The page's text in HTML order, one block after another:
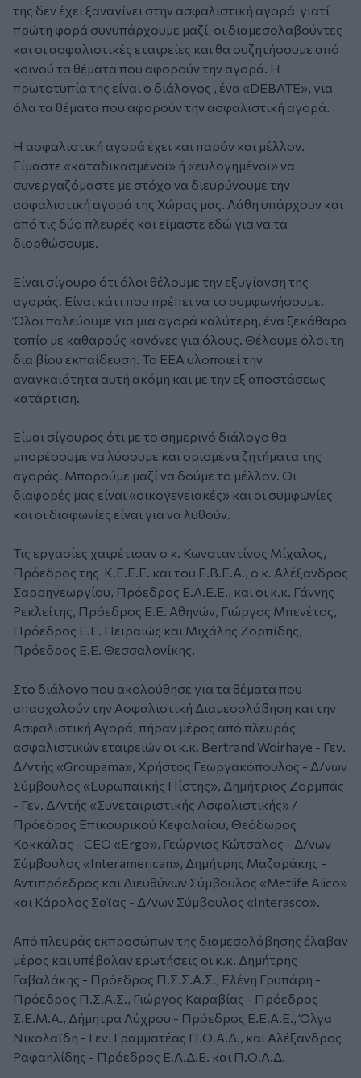
της δεν έχει ξαναγίνει στην ασφαλιστική αγορά γιατί
πρώτη φορά συνυπάρχουμε μαζί, οι διαμεσολαβούντες
και οι ασφαλιστικές εταιρείες και θα συζητήσουμε από
κοινού τα θέματα που αφορούν την αγορά. Η
πρωτοτυπία της είναι ο διάλογος , ένα «DEBATE», για
όλα τα θέματα που αφορούν την ασφαλιστική αγορά.
Η ασφαλιστική αγορά έχει και παρόν και μέλλον.
Είμαστε «καταδικασμένοι» ή «ευλογημένοι» να
συνεργαζόμαστε με στόχο να διευρύνουμε την
ασφαλιστική αγορά της Χώρας μας. Λάθη υπάρχουν και
από τις δύο πλευρές και είμαστε εδώ για να τα
διορθώσουμε.
Είναι σίγουρο ότι όλοι θέλουμε την εξυγίανση της
αγοράς. Είναι κάτι που πρέπει να το συμφωνήσουμε.
Όλοι παλεύουμε για μια αγορά καλύτερη, ένα ξεκάθαρο
τοπίο με καθαρούς κανόνες για όλους. Θέλουμε όλοι τη
δια βίου εκπαίδευση. Το ΕΕΑ υλοποιεί την
αναγκαιότητα αυτή ακόμη και με την εξ αποστάσεως
κατάρτιση.
Είμαι σίγουρος ότι με το σημερινό διάλογο θα
μπορέσουμε να λύσουμε και ορισμένα ζητήματα της
αγοράς. Μπορούμε μαζί να δούμε το μέλλον. Οι
διαφορές μας είναι «οικογενειακές» και οι συμφωνίες
και οι διαφωνίες είναι για να λυθούν.
Τις εργασίες χαιρέτισαν ο κ. Κωνσταντίνος Μίχαλος,
Πρόεδρος της Κ.Ε.Ε.Ε. και του Ε.Β.Ε.Α., ο κ. Αλέξανδρος
Σαρρηγεωργίου, Πρόεδρος Ε.Α.Ε.Ε., και οι κ.κ. Γάννης
Ρεκλείτης, Πρόεδρος Ε.Ε. Αθηνών, Γιώργος Μπενέτος,
Πρόεδρος Ε.Ε. Πειραιώς και Μιχάλης Ζορπίδης,
Πρόεδρος Ε.Ε. Θεσσαλονίκης.
Στο διάλογο που ακολούθησε για τα θέματα που
απασχολούν την Ασφαλιστική Διαμεσολάβηση και την
Ασφαλιστική Αγορά, πήραν μέρος από πλευράς
ασφαλιστικών εταιρειών οι κ.κ. Bertrand Woirhaye - Γεν.
Δ/ντής «Groupama», Χρήστος Γεωργακόπουλος - Δ/νων
Σύμβουλος «Ευρωπαϊκής Πίστης», Δημήτριος Ζορμπάς
- Γεν. Δ/ντής «Συνεταιριστικής Ασφαλιστικής» /
Πρόεδρος Επικουρικού Κεφαλαίου, Θεόδωρος
Κοκκάλας - CEO «Ergo», Γεώργιος Κώτσαλος - Δ/νων
Σύμβουλος «Interamerican», Δημήτρης Μαζαράκης -
Αντιπρόεδρος και Διευθύνων Σύμβουλος «Metlife Alico»
και Κάρολος Σαϊας - Δ/νων Σύμβουλος «Interasco».
Από πλευράς εκπροσώπων της διαμεσολάβησης έλαβαν
μέρος και υπέβαλαν ερωτήσεις οι κ.κ. Δημήτρης
Γαβαλάκης - Πρόεδρος Π.Σ.Σ.Α.Σ., Ελένη Γρυπάρη -
Πρόεδρος Π.Σ.Α.Σ., Γιώργος Καραβίας - Πρόεδρος
Σ.Ε.Μ.Α., Δήμητρα Λύχρου - Πρόεδρος Ε.Ε.Α.Ε., Όλγα
Νικολαϊδη - Γεν. Γραμματέας Π.Ο.Α.Δ., και Αλέξανδρος
Ραφαηλίδης - Πρόεδρος Ε.Α.Δ.Ε. και Π.Ο.Α.Δ.